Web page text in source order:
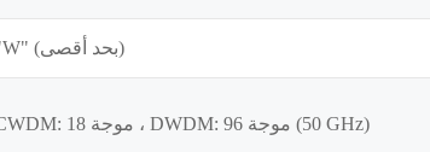
"W" (بحد أقصى)
CWDM: 18 موجة ، DWDM: 96 موجة (50 GHz)